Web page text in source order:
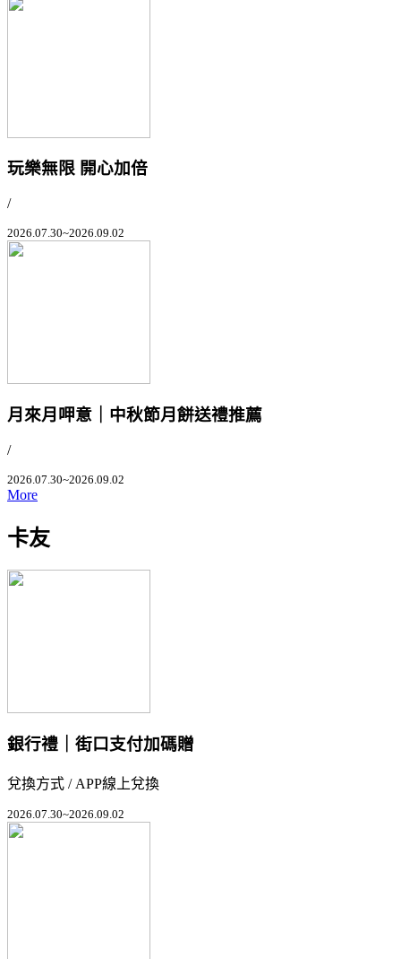
玩樂無限 開心加倍
/
2026.07.30~2026.09.02
月來月呷意｜中秋節月餅送禮推薦
/
2026.07.30~2026.09.02
More
卡友
銀行禮｜街口支付加碼贈
兌換方式 / APP線上兌換
2026.07.30~2026.09.02